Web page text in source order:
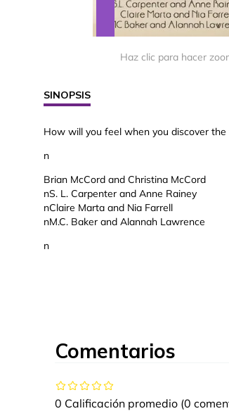
Haz clic para hacer
SINOPSIS
How will you feel when you discover
n
Brian McCord and Christina McCord
nS. L. Carpenter and Anne Rainey
nClaire Marta and Nia Farrell
nM.C. Baker and Alannah Lawrence
n
Comentarios
0 Calificación promedio (0